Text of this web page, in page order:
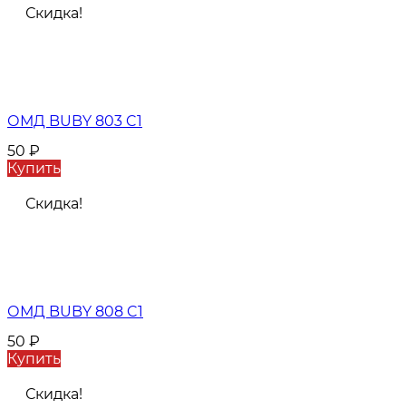
Скидка!
ОМД BUBY 803 C1
50 ₽
Купить
Скидка!
ОМД BUBY 808 C1
50 ₽
Купить
Скидка!